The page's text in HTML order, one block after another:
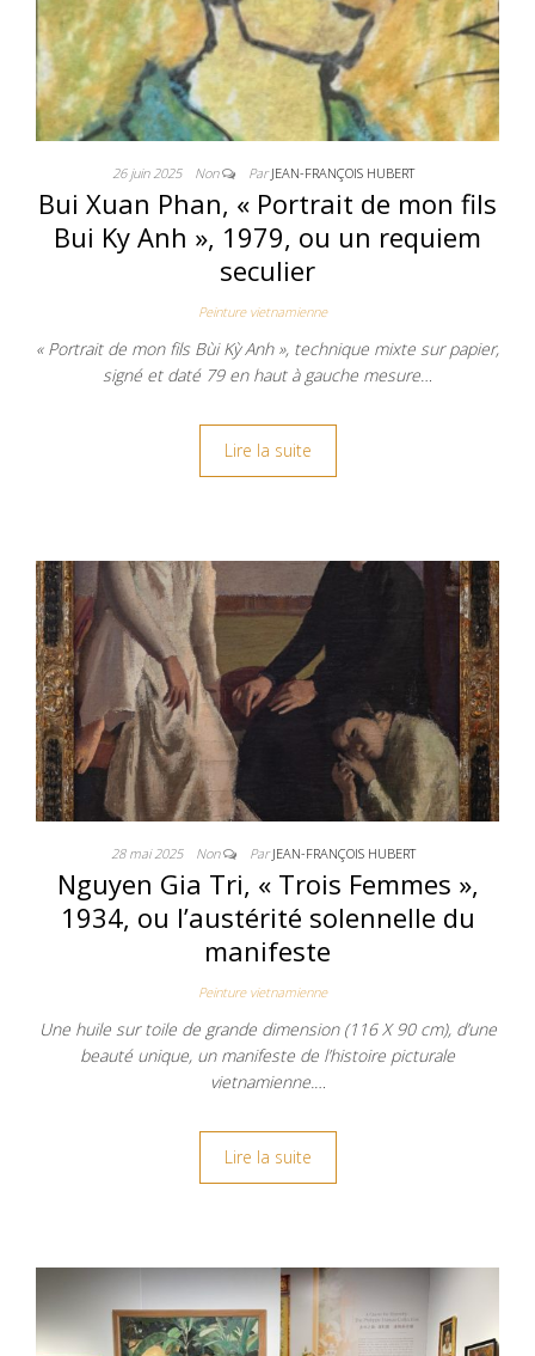
26 juin 2025 Non ParJEAN-FRANÇOIS HUBERT
Bui Xuan Phan, « Portrait de mon fils
Bui Ky Anh », 1979, ou un requiem
seculier
Peinture vietnamienne
« Portrait de mon fils Bùi Kỳ Anh », technique mixte sur papier,
signé et daté 79 en haut à gauche mesure…
Lire la suite
28 mai 2025 Non ParJEAN-FRANÇOIS HUBERT
Nguyen Gia Tri, « Trois Femmes »,
1934, ou l’austérité solennelle du
manifeste
Peinture vietnamienne
Une huile sur toile de grande dimension (116 X 90 cm), d’une
beauté unique, un manifeste de l’histoire picturale
vietnamienne.…
Lire la suite